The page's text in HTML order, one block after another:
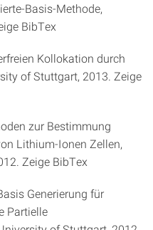
Basis-Methode,
BibTex
Kollokation durch
of Stuttgart, 2013. Zeige
zur Bestimmung
Lithium-Ionen Zellen,
Zeige BibTex
Generierung für
Partielle